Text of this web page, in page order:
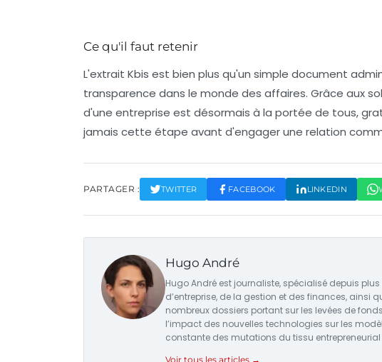
Ce qu'il faut retenir
L'extrait Kbis est bien plus qu'un simple document
transparence dans le monde des affaires. Grâce aux
d'une entreprise est désormais à la portée de tous,
jamais cette étape avant d'engager une relation
PARTAGER : TWITTER FACEBOOK LINKEDIN
Hugo André
Hugo André est journaliste, spécialisé depuis
d’entreprise, de la gestion et des finances, ainsi
nombreux dossiers portant sur les levées de
l’impact des nouvelles technologies sur les
constante des mutations du tissu
Voir tous les articles →